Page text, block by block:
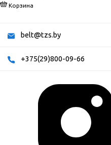
Корзина
belt@tzs.by
+375(29)800-09-66